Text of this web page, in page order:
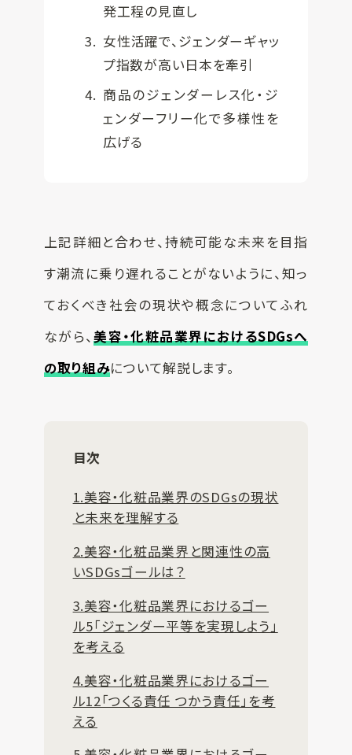
発工程の見直し
女性活躍で、ジェンダーギャッ
プ指数が高い日本を牽引
商品のジェンダーレス化・ジ
ェンダーフリー化で多様性を
広げる
上記詳細と合わせ、持続可能な未来を目指
す潮流に乗り遅れることがないように、知っ
ておくべき社会の現状や概念についてふれ
ながら、美容・化粧品業界におけるSDGsへ
の取り組みについて解説します。
目次
1.美容・化粧品業界のSDGsの現状
と未来を理解する
2.美容・化粧品業界と関連性の高
いSDGsゴールは？
3.美容・化粧品業界におけるゴー
ル5「ジェンダー平等を実現しよう」
を考える
4.美容・化粧品業界におけるゴー
ル12「つくる責任 つかう責任」を考
える